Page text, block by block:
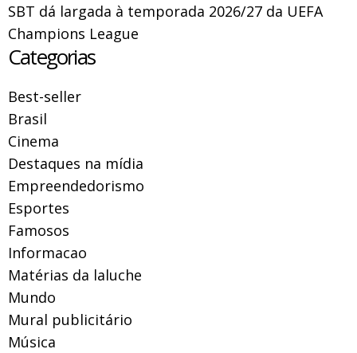
SBT dá largada à temporada 2026/27 da UEFA
Champions League
Categorias
Best-seller
Brasil
Cinema
Destaques na mídia
Empreendedorismo
Esportes
Famosos
Informacao
Matérias da laluche
Mundo
Mural publicitário
Música